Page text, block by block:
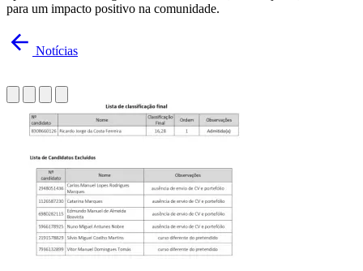
para um impacto positivo na comunidade.
Notícias